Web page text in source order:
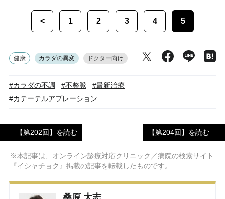
< 1 2 3 4 5
健康 カラダの異変 ドクター向け
#カラダの不調 #不整脈
#最新治療
#カテーテルアブレーション
【第202回】を読む 【第204回】を読む
※本記事は、オンライン診療対応クリニック／病院の検索サイト
『イシャチョク』掲載の記事を転載したものです。